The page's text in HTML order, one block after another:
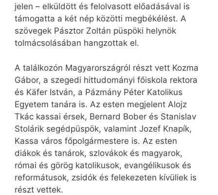
jelen – elküldött és felolvasott előadásával is
támogatta a két nép közötti megbékélést. A
szövegek Pásztor Zoltán püspöki helynök
tolmácsolásában hangzottak el.
A találkozón Magyarországról részt vett Kozma
Gábor, a szegedi hittudományi főiskola rektora
és Käfer István, a Pázmány Péter Katolikus
Egyetem tanára is. Az esten megjelent Alojz
Tkác kassai érsek, Bernard Bober és Stanislav
Stolárik segédpüspök, valamint Jozef Knapík,
Kassa város főpolgármestere is. Az esten
diákok és tanárok, szlovákok és magyarok,
római és görög katolikusok, evangélikusok és
reformátusok, zsidók és felekezeten kívüliek is
részt vettek.